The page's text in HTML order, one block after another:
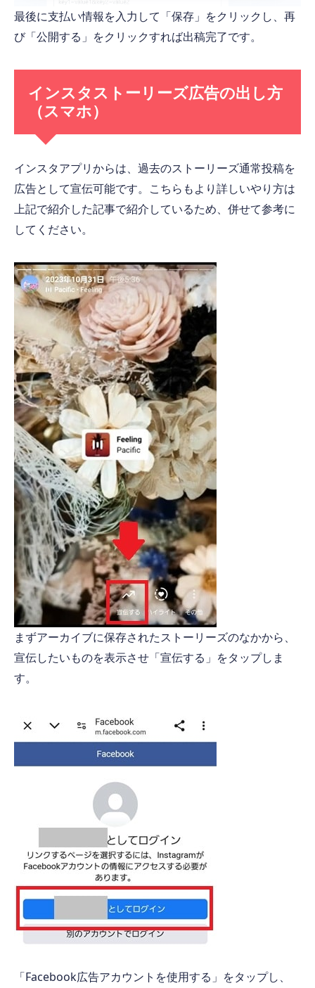
最後に支払い情報を入力して「保存」をクリックし、再
び「公開する」をクリックすれば出稿完了です。
インスタストーリーズ広告の出し方
（スマホ）
インスタアプリからは、過去のストーリーズ通常投稿を
広告として宣伝可能です。こちらもより詳しいやり方は
上記で紹介した記事で紹介しているため、併せて参考に
してください。
まずアーカイブに保存されたストーリーズのなかから、
宣伝したいものを表示させ「宣伝する」をタップしま
す。
「Facebook広告アカウントを使用する」をタップし、